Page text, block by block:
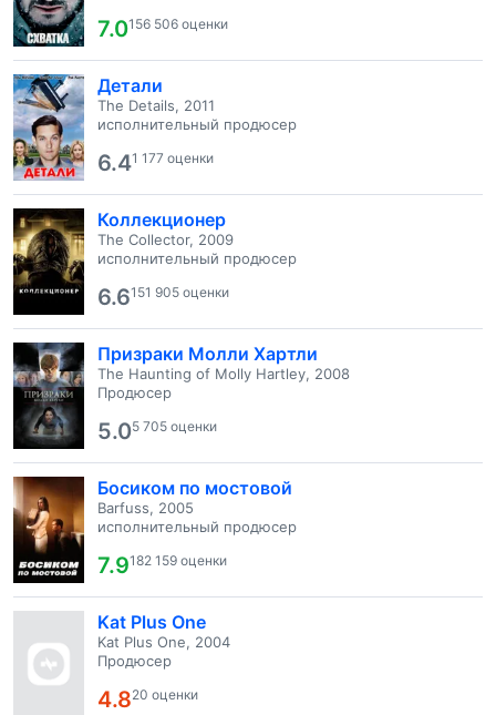
7.0156 506 оценки
Детали
The Details, 2011
исполнительный продюсер
6.41 177 оценки
Коллекционер
The Collector, 2009
исполнительный продюсер
6.6151 905 оценки
Призраки Молли Хартли
The Haunting of Molly Hartley, 2008
Продюсер
5.05 705 оценки
Босиком по мостовой
Barfuss, 2005
исполнительный продюсер
7.9182 159 оценки
Kat Plus One
Kat Plus One, 2004
Продюсер
4.820 оценки